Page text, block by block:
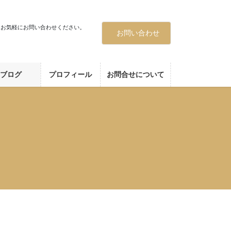
お気軽にお問い合わせください。
お問い合わせ
ブログ プロフィール お問合せについて